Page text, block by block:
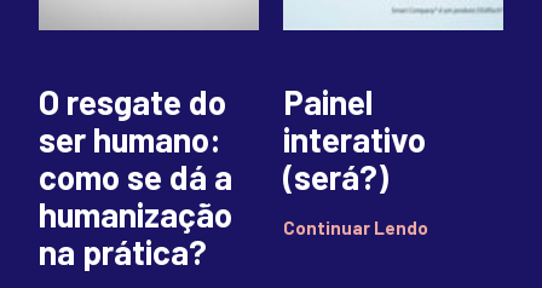
O resgate do
ser humano:
como se dá a
humanização
na prática?
Painel
interativo
(será?)
Continuar Lendo